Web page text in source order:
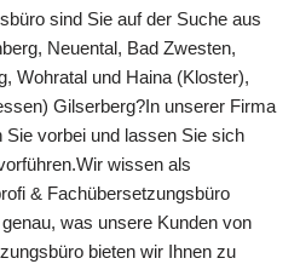
sind Sie auf der Suche aus
Neuental, Bad Zwesten,
Wohratal und Haina (Kloster),
Gilserberg?In unserer Firma
Sie vorbei und lassen Sie sich
wissen als
& Fachübersetzungsbüro
was unsere Kunden von
bieten wir Ihnen zu